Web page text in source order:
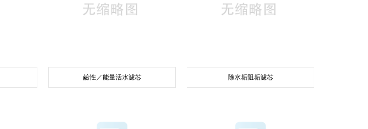
鹼性／能量活水濾芯 除水垢阻垢濾芯